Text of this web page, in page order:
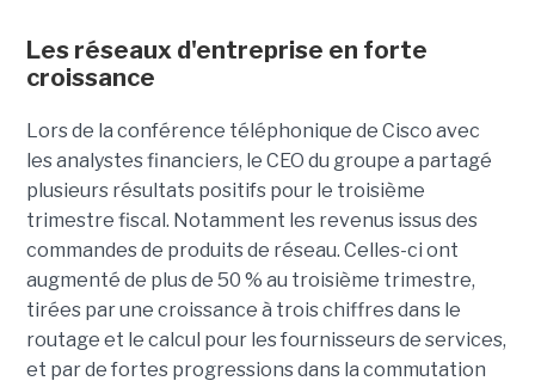
Les réseaux d'entreprise en forte
croissance
Lors de la conférence téléphonique de Cisco avec
les analystes financiers, le CEO du groupe a partagé
plusieurs résultats positifs pour le troisième
trimestre fiscal. Notamment les revenus issus des
commandes de produits de réseau. Celles-ci ont
augmenté de plus de 50 % au troisième trimestre,
tirées par une croissance à trois chiffres dans le
routage et le calcul pour les fournisseurs de services,
et par de fortes progressions dans la commutation